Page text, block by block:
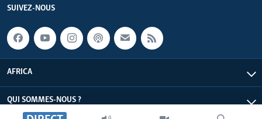
SUIVEZ-NOUS
AFRICA
QUI SOMMES-NOUS ?